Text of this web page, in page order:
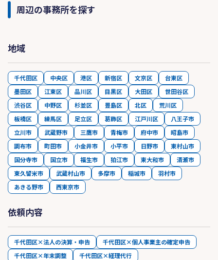
周辺の事務所を探す
地域
千代田区 中央区 港区 新宿区 文京区
台東区
墨田区
江東区 品川区 目黒区 大田区
世田谷区
渋谷区
中野区 杉並区 豊島区 北区
荒川区
板橋区
練馬区 足立区 葛飾区 江戸川区
八王子市
立川市
武蔵野市 三鷹市 青梅市 府中市
昭島市
調布市
町田市 小金井市 小平市 日野市
東村山市
国分寺市
国立市 福生市 狛江市 東大和市
清瀬市
東久留米市
武蔵村山市 多摩市 稲城市
羽村市
あきる野市
西東京市
依頼内容
千代田区×法人の決算・申告
千代田区×個人事業主の確定申告
千代田区×年末調整
千代田区×経理代行